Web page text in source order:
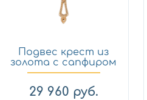
Подвес крест из
золота с сапфиром
Кло...
29 960 руб.